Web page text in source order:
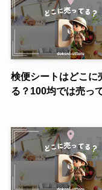
検便シートはどこに
る？100均では売っ